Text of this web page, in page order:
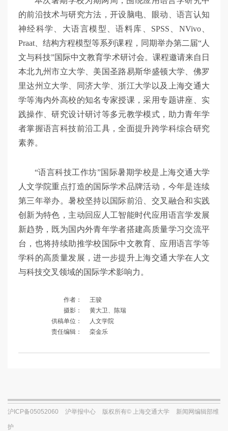
的前沿技术与研究方法，开设脑电、眼动、语言认知
神经科学、大语言模型、语料库、SPSS、NVivo、
Praat、结构方程模型等系列课程，同期举办第二届“人
文与科技”国际中文教育学术研讨会。课程邀请来自日
本北九州市立大学、美国圣路易斯华盛顿大学、佛罗
里达州立大学、同济大学、浙江大学以及上海交通大
学等海内外高校的知名专家授课，采用专题讲座、实
践操作、研究设计研讨等多元教学模式，助力青年学
者掌握语言科技前沿工具，全面提升跨学科综合研究
素养。
“语言科技工作坊”国际暑期学校是上海交通大学
人文学院重点打造的国际学术品牌活动，今年是连续
第三年举办。暑校坚持以国际前沿、交叉融合和实践
创新为特色，主动回应人工智能时代应用语言学发展
新趋势，既为国内外青年学者搭建高质量学习交流平
台，也将持续助推学校国际中文教育、应用语言学等
学科的高质量发展，进一步提升上海交通大学在人文
与科技交叉领域的国际学术影响力。
作者：
王骏
摄影：
黄大卫、陈瑞
供稿单位：
人文学院
责任编辑：
栾金乐
沪ICP备05052060 沪举报中心 版权所有© 上海交通大学 新闻网编辑部维
护